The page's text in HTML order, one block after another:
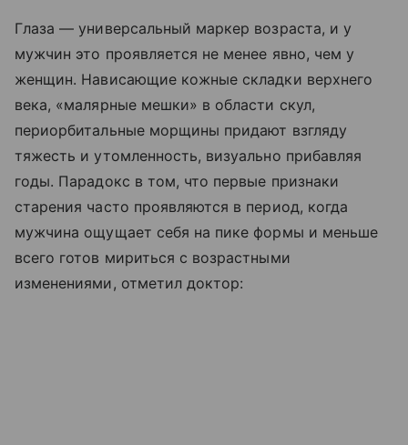
Глаза — универсальный маркер возраста, и у
мужчин это проявляется не менее явно, чем у
женщин. Нависающие кожные складки верхнего
века, «малярные мешки» в области скул,
периорбитальные морщины придают взгляду
тяжесть и утомленность, визуально прибавляя
годы. Парадокс в том, что первые признаки
старения часто проявляются в период, когда
мужчина ощущает себя на пике формы и меньше
всего готов мириться с возрастными
изменениями, отметил доктор: